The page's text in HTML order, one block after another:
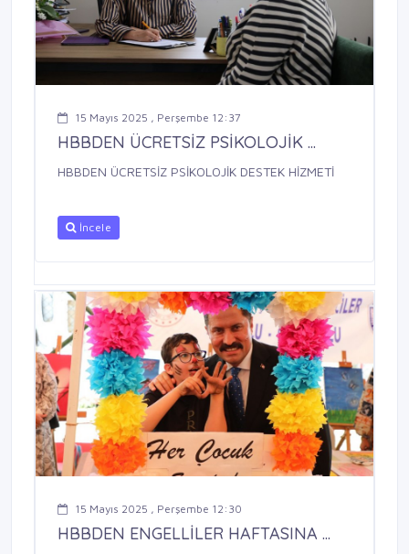
15 Mayıs 2025 , Perşembe 12:37
HBBDEN ÜCRETSİZ PSİKOLOJİK ...
HBBDEN ÜCRETSİZ PSİKOLOJİK DESTEK HİZMETİ
İncele
15 Mayıs 2025 , Perşembe 12:30
HBBDEN ENGELLİLER HAFTASINA ...